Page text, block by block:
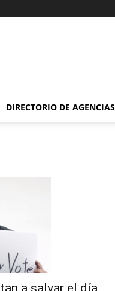
DIRECTORIO DE AGENCIAS
a salvar el día